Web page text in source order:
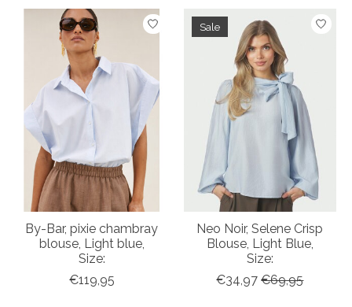
By-Bar, pixie chambray
blouse, Light blue,
Size:
€119,95
Sale
Neo Noir, Selene Crisp
Blouse, Light Blue,
Size:
€34,97 €69,95